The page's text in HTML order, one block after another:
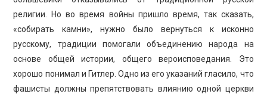
религии. Но во время войны пришло время, так сказать,
«собирать камни», нужно было вернуться к исконно
русскому, традиции помогали объединению народа на
основе общей истории, общего вероисповедания. Это
хорошо понимал и Гитлер. Одно из его указаний гласило, что
фашисты должны препятствовать влиянию одной церкви